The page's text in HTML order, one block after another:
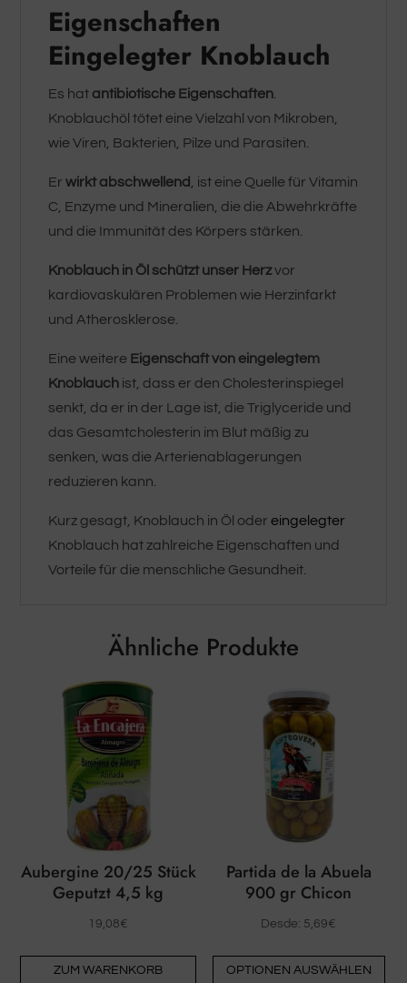
Eigenschaften
Eingelegter Knoblauch
Es hat antibiotische Eigenschaften
Knoblauchöl tötet eine Vielzahl von Mikroben,
wie Viren, Bakterien, Pilze und Parasiten.
Erwirkt abschwellend
, ist eine Quelle für Vitamin
C, Enzyme und Mineralien, die die Abwehrkräfte
und die Immunität des Körpers stärken.
Knoblauch in Öl schützt unser Herzvor
kardiovaskulären Problemen wie Herzinfarkt
und Atherosklerose.
Eine weitere Eigenschaft von eingelegtem
Knoblauch ist, dass er den Cholesterinspiegel
senkt, da er in der Lage ist, die Triglyceride und
das Gesamtcholesterin im Blut mäßig zu
senken, was die Arterienablagerungen
reduzieren kann.
Kurz gesagt, Knoblauch in Öl odereingelegter
Knoblauch hat zahlreiche Eigenschaften und
Vorteile für die menschliche Gesundheit.
Ähnliche Produkte
Aubergine 20/25 Stück
Geputzt 4,5 kg
19,08€
ZUM WARENKORB
Partida de la Abuela
900 gr Chicon
Desde: 5,69€
OPTIONEN AUSWÄHLEN